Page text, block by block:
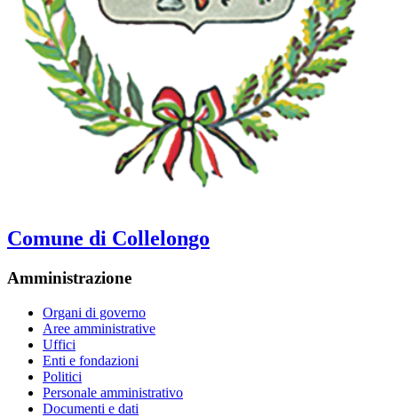
Comune di Collelongo
Amministrazione
Organi di governo
Aree amministrative
Uffici
Enti e fondazioni
Politici
Personale amministrativo
Documenti e dati